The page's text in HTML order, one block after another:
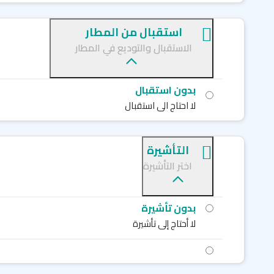
استقبال من المطار
الاستقبال والتوديع في المطار
بدون استقبال
لا احتاج الى استقبال
التأشيرة
اختر التأشيرة
بدون تأشيرة
لا أحتاج إلى تأشيرة